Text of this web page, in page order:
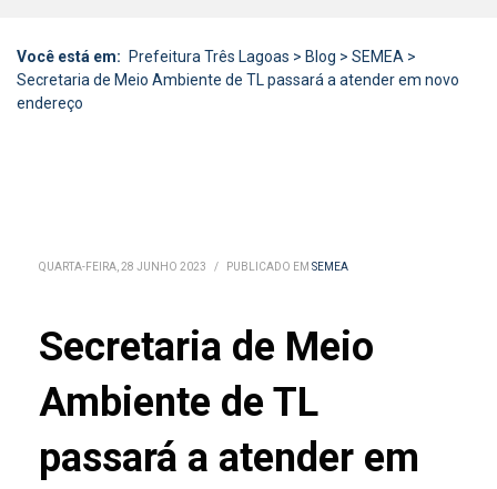
Você está em: Prefeitura Três Lagoas > Blog > SEMEA >
Secretaria de Meio Ambiente de TL passará a atender em novo
endereço
QUARTA-FEIRA, 28 JUNHO 2023 / PUBLICADO EM SEMEA
Secretaria de Meio
Ambiente de TL
passará a atender em